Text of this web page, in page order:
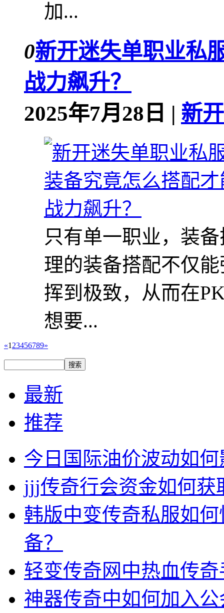
加...
0新开迷失单职业私
战力飙升？
2025年7月28日 | 新
只有单一职业，装
理的装备搭配不仅
挥到极致，从而在
想要...
«1 23456789»
最新
推荐
今日国际油价波动如
jjj传奇行会资金如何获
韩版中变传奇私服如
备？
轻变传奇网中热血传
神器传奇中如何加入公